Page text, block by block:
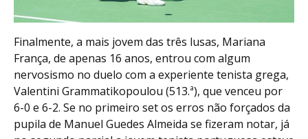
Finalmente, a mais jovem das três lusas, Mariana
França, de apenas 16 anos, entrou com algum
nervosismo no duelo com a experiente tenista grega,
Valentini Grammatikopoulou (513.ª), que venceu por
6-0 e 6-2. Se no primeiro set os erros não forçados da
pupila de Manuel Guedes Almeida se fizeram notar, já